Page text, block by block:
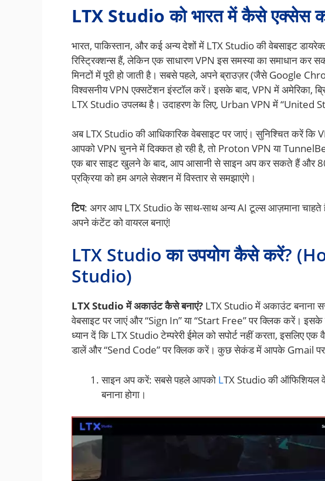
LTX Studio को भारत में कैसे एक्सेस
भारत, पाकिस्तान, और कई अन्य देशों में LTX Studio की वेबसाइट
रिस्ट्रिक्शन्स हैं, लेकिन एक साधारण VPN इस समस्या का समाधान कर
मिनटों में पूरी हो जाती है। सबसे पहले, अपने ब्राउज़र (जैसे Google
विश्वसनीय VPN एक्सटेंशन इंस्टॉल करें। इसके बाद, VPN में अमेरिका,
LTX Studio उपलब्ध है। उदाहरण के लिए, Urban VPN में “United
अब LTX Studio की आधिकारिक वेबसाइट पर जाएं। सुनिश्चित करें कि
आपको VPN चुनने में दिक्कत हो रही है, तो Proton VPN या
एक बार साइट खुलने के बाद, आप आसानी से साइन अप कर सकते हैं और
प्रक्रिया को हम अगले सेक्शन में विस्तार से समझाएंगे।
टिप: अगर आप LTX Studio के साथ-साथ अन्य AI टूल्स आज़माना चाहते
अपने कंटेंट को वायरल बनाएं!
LTX Studio का उपयोग कैसे करें?
Studio)
LTX Studio में अकाउंट कैसे बनाएं? LTX Studio में अकाउंट बनाना
वेबसाइट पर जाएं और “Sign In” या “Start Free” पर क्लिक करें।
ध्यान दें कि LTX Studio टेम्परेरी ईमेल को सपोर्ट नहीं करता, इसलिए
डालें और “Send Code” पर क्लिक करें। कुछ सेकंड में आपके Gmail पर
साइन अप करें: सबसे पहले आपको LTX Studio की ऑफिशियल
बनाना होगा।